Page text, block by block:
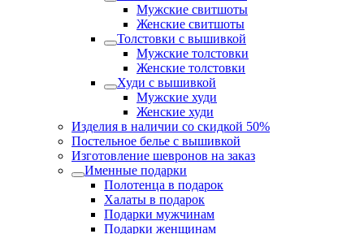
Мужские свитшоты
Женские свитшоты
Толстовки с вышивкой
Мужские толстовки
Женские толстовки
Худи с вышивкой
Мужские худи
Женские худи
Изделия в наличии со скидкой 50%
Постельное белье с вышивкой
Изготовление шевронов на заказ
Именные подарки
Полотенца в подарок
Халаты в подарок
Подарки мужчинам
Подарки женщинам